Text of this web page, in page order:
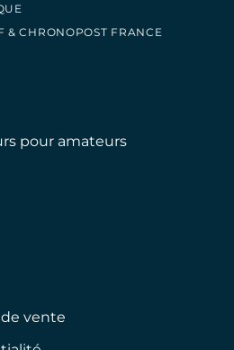
& CHRONOPOST FRANCE
pour amateurs
vente